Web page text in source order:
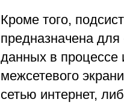
Кроме того,
предназначена
данных в процессе
межсетевого
сетью интернет,